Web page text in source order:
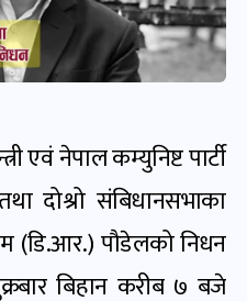
एवं नेपाल कम्युनिष्ट पार्टी
दोश्रो संबिधानसभाका
(डि.आर.) पौडेलको निधन
बिहान करीब ७ बजे